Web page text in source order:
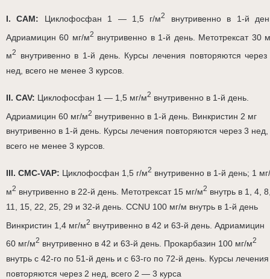
I. САМ: Циклофосфан 1 — 1,5 г/м2
внутривенно в 1-й
Адриамицин 60 мг/м2 внутривенно в 1-й день. Метотрексат 30
м2
внутривенно в 1-й день. Курсы лечения повторяются
нед, всего не менее 3 курсов.
II. CAV: Циклофосфан 1 — 1,5 мг/м2 внутривенно в 1-й день.
Адриамицин 60 мг/м2 внутривенно в 1-й день. Винкристин 2 мг
внутривенно в 1-й день. Курсы лечения повторяются через 3 нед,
всего не менее 3 курсов.
III. CMC-VAP: Циклофосфан 1,5 г/м2 внутривенно в 1-й день; 1 мг/
м2 внутривенно в 22-й день. Метотрексат 15 мг/м2 внутрь в 1, 4,
11, 15, 22, 25, 29 и 32-й день. CCNU 100 мг/м внутрь в 1-й день
Винкристин 1,4 мг/м2 внутривенно в 42 и 63-й день. Адриамицин
60 мг/м2 внутривенно в 42 и 63-й день. Прокарбазин 100 мг/м2
внутрь с 42-го по 51-й день и с 63-го по 72-й день. Курсы лечения
повторяются через 2 нед, всего 2 — 3 курса